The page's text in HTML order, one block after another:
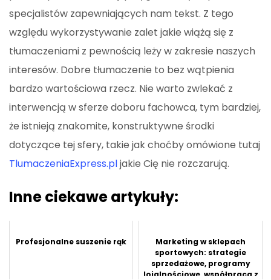
specjalistów zapewniających nam tekst. Z tego
względu wykorzystywanie zalet jakie wiążą się z
tłumaczeniami z pewnością leży w zakresie naszych
interesów. Dobre tłumaczenie to bez wątpienia
bardzo wartościowa rzecz. Nie warto zwlekać z
interwencją w sferze doboru fachowca, tym bardziej,
że istnieją znakomite, konstruktywne środki
dotyczące tej sfery, takie jak choćby omówione tutaj
TlumaczeniaExpress.pljakie Cię nie rozczarują.
Inne ciekawe artykuły:
Profesjonalne suszenie rąk
Marketing w sklepach
sportowych: strategie
sprzedażowe, programy
lojalnościowe, współpraca z